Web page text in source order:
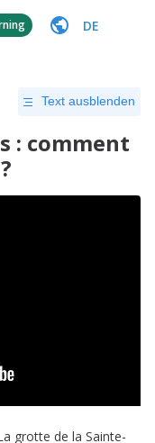
DE
Text ausblenden
: comment
grotte de la Sainte-